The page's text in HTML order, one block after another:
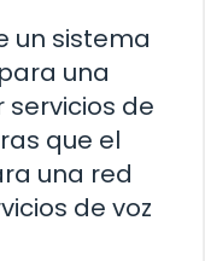
un sistema
una
de
que el
una red
de voz